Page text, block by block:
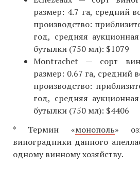
размер: 4.7 га, средний
производство:
год, средняя
бутылки (750 мл): $1079
Montrachet — сорт
размер: 0.67 га, средний
производство:
год, средняя
бутылки (750 мл): $4406
* Термин «монополь»
виноградники данного
одному винному хозяйству.